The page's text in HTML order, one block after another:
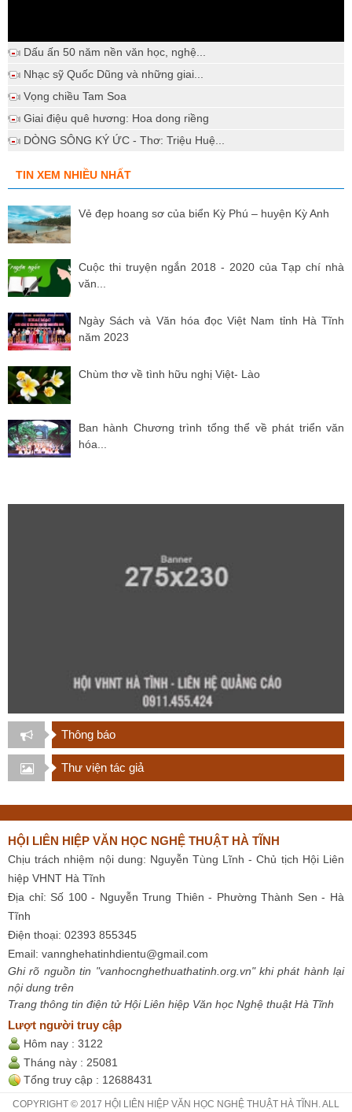
Dấu ấn 50 năm nền văn học, nghệ...
Nhạc sỹ Quốc Dũng và những giai...
Vọng chiều Tam Soa
Giai điệu quê hương: Hoa dong riềng
DÒNG SÔNG KÝ ỨC - Thơ: Triệu Huệ...
TIN XEM NHIỀU NHẤT
Vẻ đẹp hoang sơ của biển Kỳ Phú – huyện Kỳ Anh
Cuộc thi truyện ngắn 2018 - 2020 của Tạp chí nhà
văn...
Ngày Sách và Văn hóa đọc Việt Nam tỉnh Hà Tĩnh
năm 2023
Chùm thơ về tình hữu nghị Việt- Lào
Ban hành Chương trình tổng thể về phát triển văn
hóa...
Thông báo
Thư viện tác giả
HỘI LIÊN HIỆP VĂN HỌC NGHỆ THUẬT HÀ TĨNH
Chịu trách nhiệm nội dung: Nguyễn Tùng Lĩnh - Chủ tịch Hội Liên
hiệp VHNT Hà Tĩnh
Địa chỉ: Số 100 - Nguyễn Trung Thiên - Phường Thành Sen - Hà
Tĩnh
Điện thoại: 02393 855345
Email: vannghehatinhdientu@gmail.com
Ghi rõ nguồn tin "vanhocnghethuathatinh.org.vn" khi phát hành lại
nội dung trên
Trang thông tin điện tử Hội Liên hiệp Văn học Nghệ thuật Hà Tĩnh
Lượt người truy cập
Hôm nay : 3122
Tháng này : 25081
Tổng truy cập : 12688431
COPYRIGHT © 2017 HỘI LIÊN HIỆP VĂN HỌC NGHỆ THUẬT HÀ TĨNH. ALL